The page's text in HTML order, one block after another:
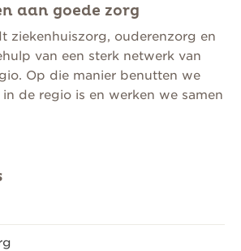
aan goede zorg
ziekenhuiszorg, ouderenzorg en
van een sterk netwerk van
Op die manier benutten we
de regio is en werken we samen